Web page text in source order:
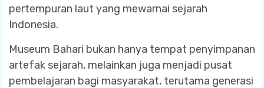
pertempuran laut yang mewarnai sejarah
Indonesia.
Museum Bahari bukan hanya tempat penyimpanan
artefak sejarah, melainkan juga menjadi pusat
pembelajaran bagi masyarakat, terutama generasi